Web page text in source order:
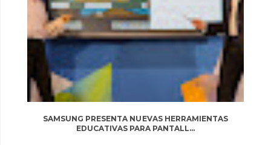
SAMSUNG PRESENTA NUEVAS HERRAMIENTAS
EDUCATIVAS PARA PANTALL...